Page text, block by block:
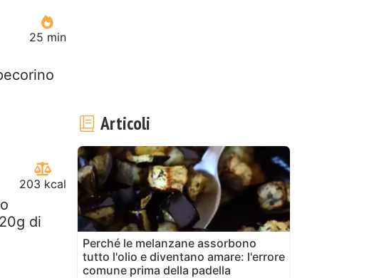
25 min
203 kcal
di
Articoli
Perché le melanzane assorbono
tutto l'olio e diventano amare: l'errore
comune prima della padella